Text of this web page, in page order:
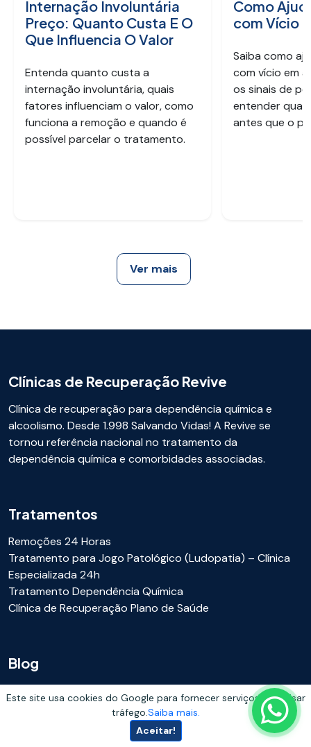
Internação Involuntária
Preço: Quanto Custa E O
Que Influencia O Valor
Entenda quanto custa a
internação involuntária, quais
fatores influenciam o valor, como
funciona a remoção e quando é
possível parcelar o tratamento.
Como
com Vício
Saiba como
com vício em
os sinais de
entender
antes que o
Ver mais
Clínicas de Recuperação Revive
Clínica de recuperação para dependência química e
alcoolismo. Desde 1.998 Salvando Vidas! A Revive se
tornou referência nacional no tratamento da
dependência química e comorbidades associadas.
Tratamentos
Remoções 24 Horas
Tratamento para Jogo Patológico (Ludopatia) – Clínica
Especializada 24h
Tratamento Dependência Química
Clínica de Recuperação Plano de Saúde
Blog
Internação Involuntária Preço: Quanto Custa E O Que
Como Ajudar um Familiar com Vício em Apostas
Clínica De Recuperação Em Uberaba - MG: Tratamento
Este site usa cookies do Google para fornecer serviços e analisar
tráfego.Saiba mais.
Aceitar!